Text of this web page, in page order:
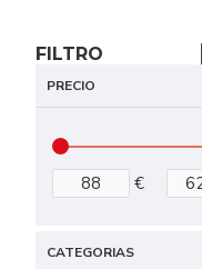
FILTRO
PRECIO
€
CATEGORIAS